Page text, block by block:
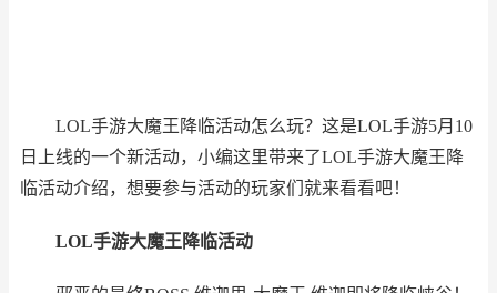
LOL手游大魔王降临活动怎么玩？这是LOL手游5月10
日上线的一个新活动，小编这里带来了LOL手游大魔王降
临活动介绍，想要参与活动的玩家们就来看看吧！
LOL手游大魔王降临活动